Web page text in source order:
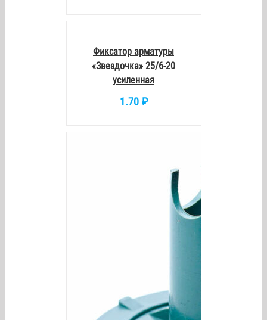
Фиксатор арматуры
«Звездочка» 25/6-20
усиленная
1.70 ₽